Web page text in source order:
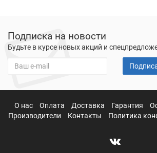
Подписка на новости
Будьте в курсе новых акций и
О нас Оплата Доставка Гарантия
Производители
Контакты Политика